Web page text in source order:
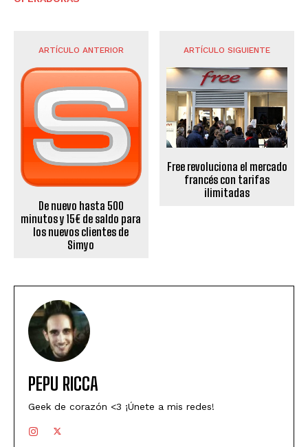
ARTÍCULO ANTERIOR
De nuevo hasta 500
minutos y 15€ de saldo para
los nuevos clientes de
Simyo
ARTÍCULO SIGUIENTE
Free revoluciona el mercado
francés con tarifas
ilimitadas
PEPU RICCA
Geek de corazón <3 ¡Únete a mis redes!